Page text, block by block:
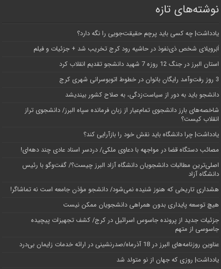
نوشته‌های تازه
یادداشت| ‌چه کسی باید پرچم حقیقت‌جویی را نگه دارد؟
اَبَر‌ویلای شخص ذی‌نفوذ در حاشیه‌ رود کرج تخریب شد + جزئیات و فیلم
استان البرز در جنگ 12 روزه 7 شهید دانشجو تقدیم انقلاب کرد
3 روز رفت‌وآمد رایگان بانوان در خطوط اتوبوسرانی شهری کرج
دانشجو باید به دور از سیاست‌زدگی، به صلاح کشور بیندیشد
شاخصه‌های بارز دانشجوی تمام‌عیار از زبان فرمانده سپاه البرز/ دانشجوی تراز
انقلاب کیست؟
یادداشت| چرا دانشگاه باید نقش خود را بازآرایی کند؟
مصائب دستگاه قضا در مواجهه با دعاوی ملکی/ دردسر اسناد عادی چند‌ دهه‌ای!
اصلی‌ترین مطالبات دانشجویان دانشگاه آزاد البرز چیست؟/ گفت‌وگو با رئیس
دانشگاه آز‌اد
هشداری تاریخی که هنوز شنیده نمی‌شود/ دانشجو مؤذن جامعه است نه تماشاگر!
هیچ توسعه پایداری بدون همراهی دانشجویان ممکن نیست
جزئیات جدید از پرونده جاسوس اسرائیل در کرج/‌ کشف تجهیزات پیچیده
جاسوسی از متهم
عناوین روزنامه‌های البرز در ‌18 آذرماه/صدرنشینی در ارائه خدمات زایمان بی‌درد
یادداشت| روزی که جهان از نو متولد شد